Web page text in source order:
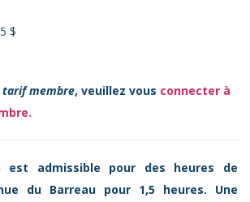
$
tarif membre, veuillez vous connecter à
est admissible pour des heures de
du Barreau pour 1,5 heures. Une